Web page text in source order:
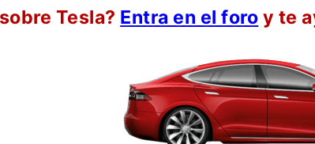
Tesla? Entra en el foro y te